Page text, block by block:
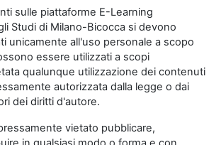
sulle piattaforme E-Learning
Studi di Milano-Bicocca si devono
unicamente all'uso personale a scopo
essere utilizzati a scopi
qualunque utilizzazione dei contenuti
autorizzata dalla legge o dai
dei diritti d'autore.
vietato pubblicare,